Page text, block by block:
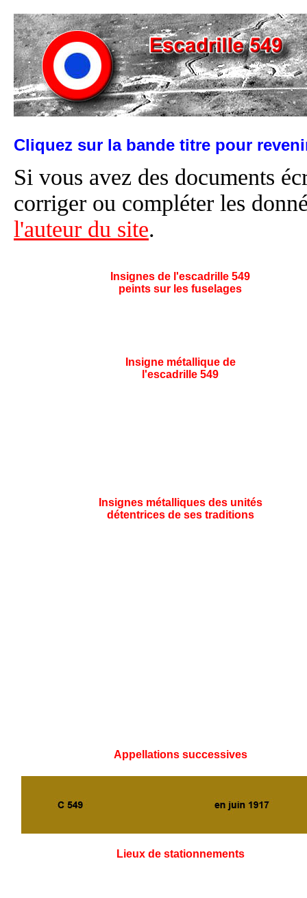
Cliquez sur la bande titre pour
Si vous avez des documents
corriger ou compléter les
l'auteur du site.
Insignes de l'escadrille 549
peints sur les fuselages
Insigne métallique de
l'escadrille 549
Insignes métalliques des unités
détentrices de ses traditions
Appellations successives
Lieux de stationnements